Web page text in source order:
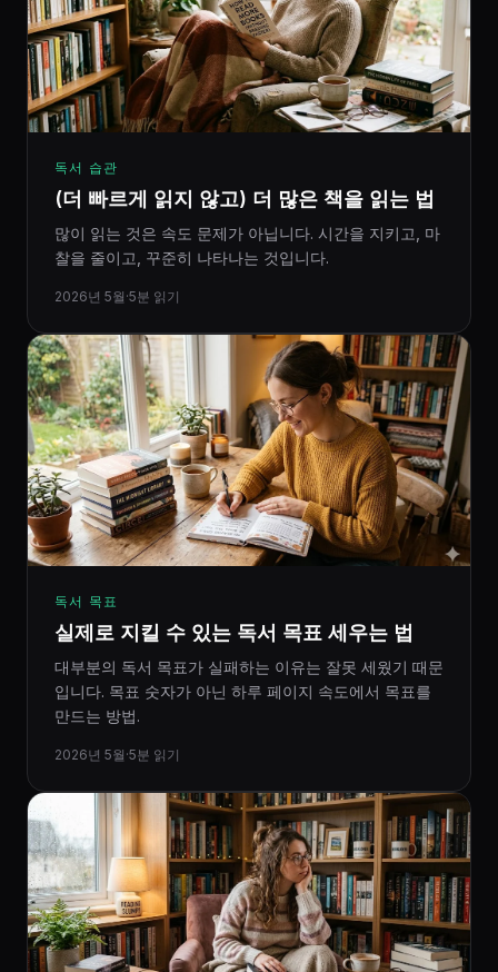
독서 습관
(더 빠르게 읽지 않고) 더 많은 책을 읽는 법
많이 읽는 것은 속도 문제가 아닙니다. 시간을 지키고, 마
찰을 줄이고, 꾸준히 나타나는 것입니다.
2026년 5월 ·5분 읽기
독서 목표
실제로 지킬 수 있는 독서 목표 세우는 법
대부분의 독서 목표가 실패하는 이유는 잘못 세웠기 때문
입니다. 목표 숫자가 아닌 하루 페이지 속도에서 목표를
만드는 방법.
2026년 5월 ·5분 읽기